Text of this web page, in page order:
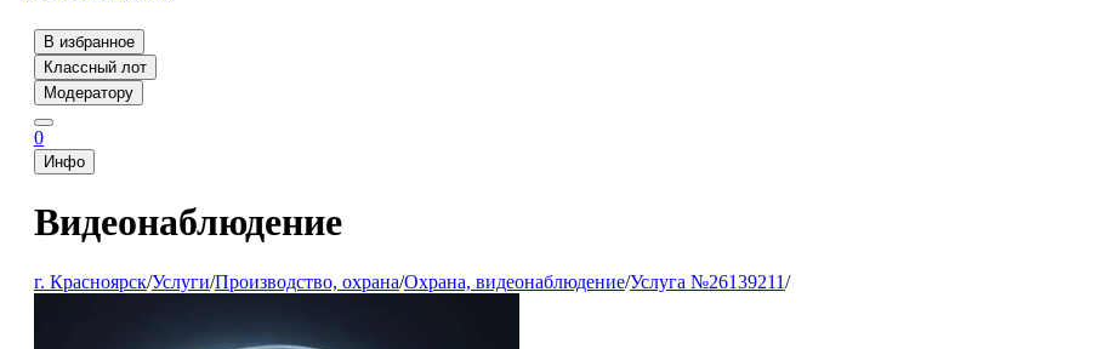
В избранное
Классный лот
Модератору
0
Инфо
Видеонаблюдение
г. Красноярск/Услуги/Производство, охрана/Охрана, видеонаблюдение/Услуга №26139211/